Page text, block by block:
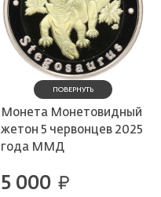
ПОВЕРНУТЬ
Монета Монетовидный
жетон 5 червонцев 2025
года ММД
Стегозавр»
5 000 руб.